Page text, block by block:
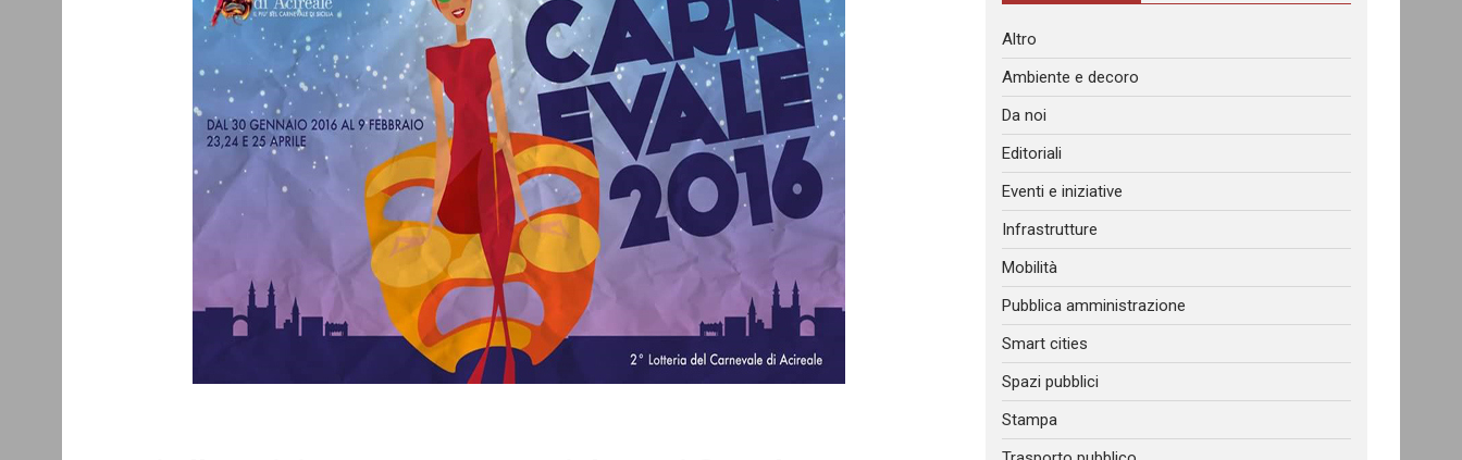
Altro
Ambiente e decoro
Da noi
Editoriali
Eventi e iniziative
Infrastrutture
Mobilità
Pubblica amministrazione
Smart cities
Spazi pubblici
Stampa